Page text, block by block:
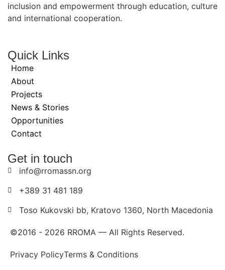
inclusion and empowerment through education, culture
and international cooperation.
Quick Links
Home
About
Projects
News & Stories
Opportunities
Contact
Get in touch
info@rromassn.org
+389 31 481 189
Toso Kukovski bb, Kratovo 1360, North Macedonia
©2016 - 2026 RROMA — All Rights Reserved.
Privacy PolicyTerms & Conditions